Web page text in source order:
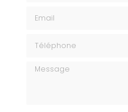
Message